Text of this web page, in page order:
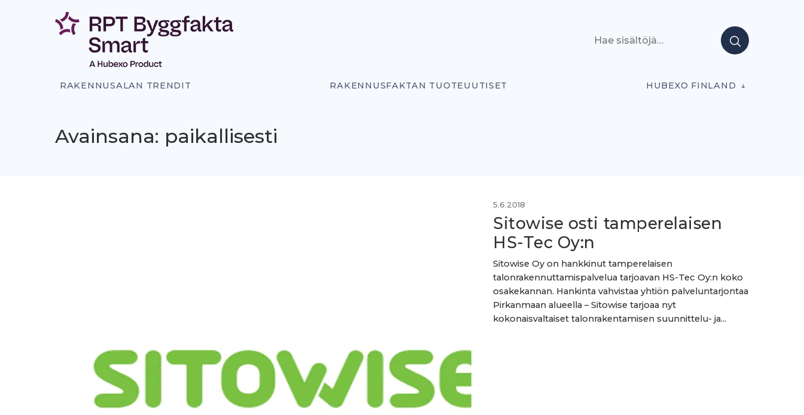
RAKENNUSALAN TRENDIT RAKENNUSFAKTAN TUOTEUUTISET HUBEXO FINLAND
Avainsana: paikallisesti
5.6.2018
Sitowise osti tamperelaisen
HS-Tec Oy:n
Sitowise Oy on hankkinut tamperelaisen
talonrakennuttamispalvelua tarjoavan HS-Tec Oy:n koko
osakekannan. Hankinta vahvistaa yhtiön palveluntarjontaa
Pirkanmaan alueella – Sitowise tarjoaa nyt
kokonaisvaltaiset talonrakentamisen suunnittelu- ja...